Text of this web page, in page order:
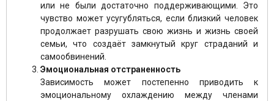
или не были достаточно поддерживающими. Это
чувство может усугубляться, если близкий человек
продолжает разрушать свою жизнь и жизнь своей
семьи, что создаёт замкнутый круг страданий и
самообвинений.
Эмоциональная отстраненность
Зависимость может постепенно приводить к
эмоциональному охлаждению между членами